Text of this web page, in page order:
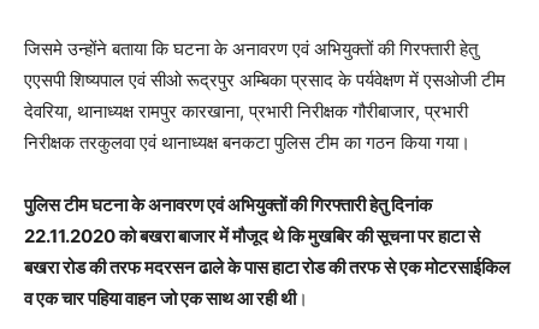
जिसमे उन्होंने बताया कि घटना के अनावरण एवं अभियुक्तों की गिरफ्तारी हेतु
एएसपी शिष्यपाल एवं सीओ रूद्रपुर अम्बिका प्रसाद के पर्यवेक्षण में एसओजी टीम
देवरिया, थानाध्यक्ष रामपुर कारखाना, प्रभारी निरीक्षक गौरीबाजार, प्रभारी
निरीक्षक तरकुलवा एवं थानाध्यक्ष बनकटा पुलिस टीम का गठन किया गया।
पुलिस टीम घटना के अनावरण एवं अभियुक्तों की गिरफ्तारी हेतु दिनांक
22.11.2020 को बखरा बाजार में मौजूद थे कि मुखबिर की सूचना पर हाटा से
बखरा रोड की तरफ मदरसन ढाले के पास हाटा रोड की तरफ से एक मोटरसाईकिल
व एक चार पहिया वाहन जो एक साथ आ रही थी।